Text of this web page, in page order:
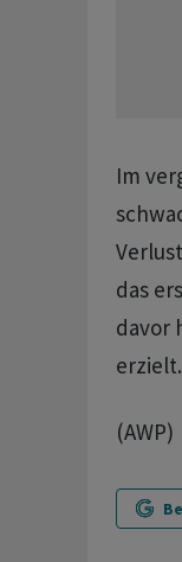
Im
das
davor
erzielt.
(AWP)